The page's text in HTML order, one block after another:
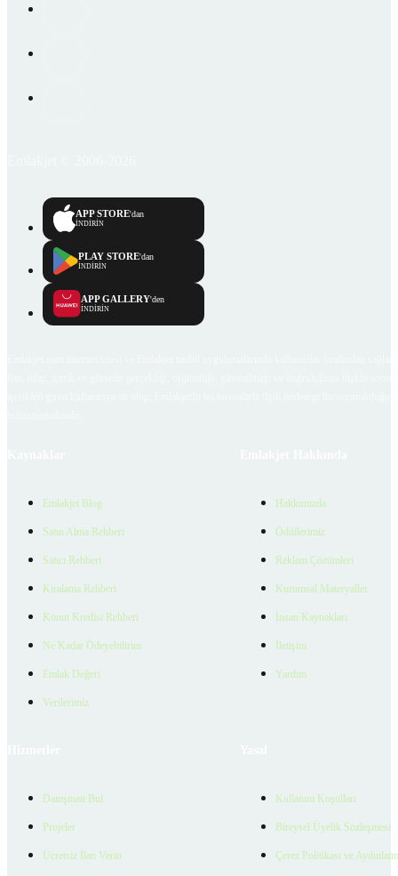
APP STORE'dan
İNDİRİN
PLAY STORE'dan
İNDİRİN
APP GALLERY'den
İNDİRİN
Emlakjet Blog
Satın Alma Rehberi
Satıcı Rehberi
Kiralama Rehberi
Konut Kredisi Rehberi
Ne Kadar Ödeyebilirim
Emlak Değeri
Verilerimiz
Hakkımızda
Ödüllerimiz
Reklam Çözümleri
Kurumsal Materyaller
İnsan Kaynakları
İletişim
Yardım
Danışman Bul
Projeler
Ücretsiz İlan Verin
Kullanım Koşulları
Bireysel Üyelik Sözleşmesi
Çerez Politikası ve